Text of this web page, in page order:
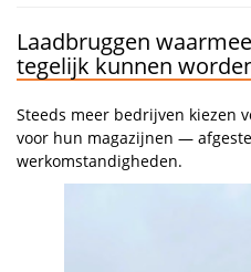
Laadbruggen
tegelijk kunnen
Steeds meer bedrijven kiezen
voor hun magazijnen —
werkomstandigheden.